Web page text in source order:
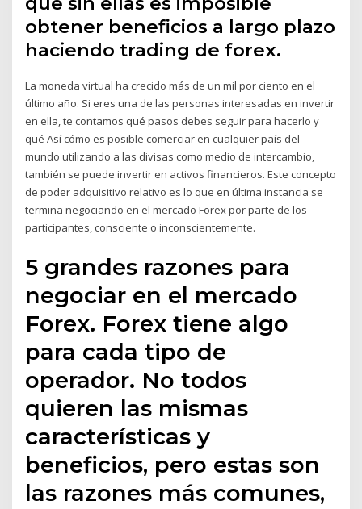
obtener beneficios a largo plazo
haciendo trading de forex.
La moneda virtual ha crecido más de un mil por ciento en el
último año. Si eres una de las personas interesadas en invertir
en ella, te contamos qué pasos debes seguir para hacerlo y
qué Así cómo es posible comerciar en cualquier país del
mundo utilizando a las divisas como medio de intercambio,
también se puede invertir en activos financieros. Este concepto
de poder adquisitivo relativo es lo que en última instancia se
termina negociando en el mercado Forex por parte de los
participantes, consciente o inconscientemente.
5 grandes razones para
negociar en el mercado
Forex. Forex tiene algo
para cada tipo de
operador. No todos
quieren las mismas
características y
beneficios, pero estas son
las razones más comunes,